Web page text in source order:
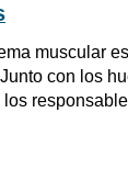
muscular
con los